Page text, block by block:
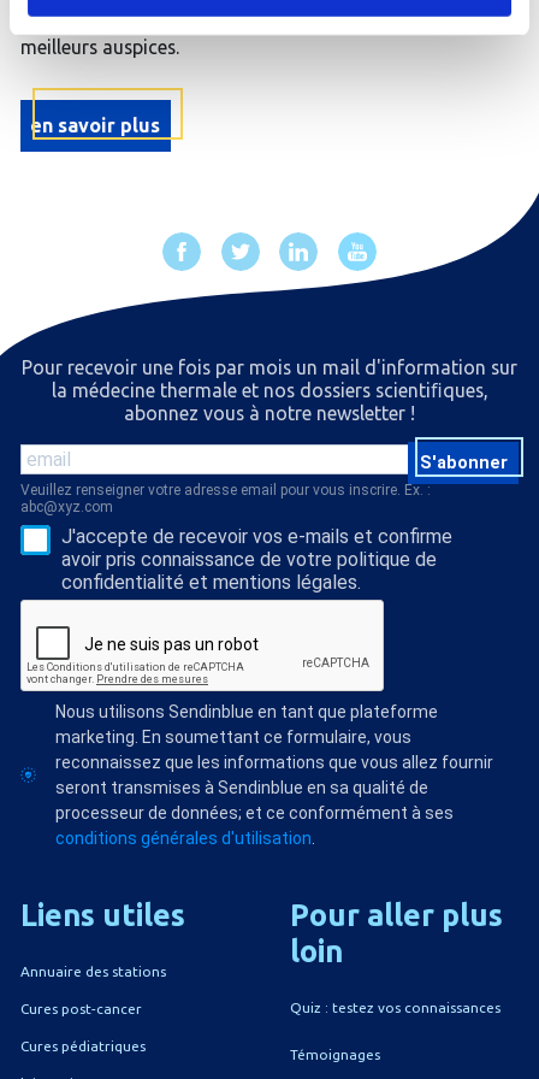
arrivée sereine et commencer votre séjour sous les
meilleurs auspices.
en savoir plus
Pour recevoir une fois par mois un mail d'information sur
la médecine thermale et nos dossiers scientiﬁques,
abonnez vous à notre newsletter !
S'abonner
Veuillez renseigner votre adresse email pour vous inscrire. Ex. :
abc@xyz.com
J'accepte de recevoir vos e-mails et confirme
avoir pris connaissance de votre politique de
confidentialité et mentions légales.
Nous utilisons Sendinblue en tant que plateforme
marketing. En soumettant ce formulaire, vous
reconnaissez que les informations que vous allez fournir
seront transmises à Sendinblue en sa qualité de
processeur de données; et ce conformément à ses
conditions générales d'utilisation
Liens utiles
Annuaire des stations
Cures post-cancer
Cures pédiatriques
Pour aller plus
loin
Quiz : testez vos connaissances
Témoignages